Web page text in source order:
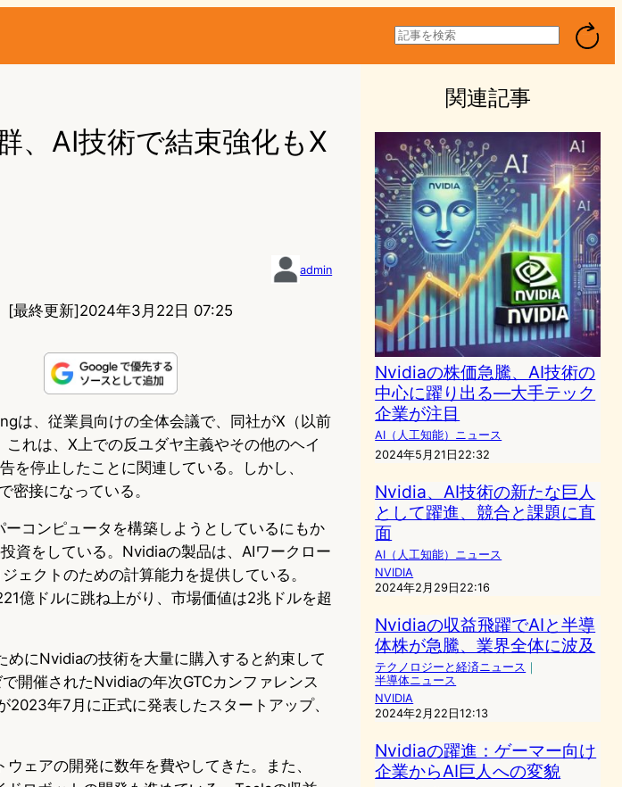
検
索
、AI技術で結束強化もX
admin
[最終更新]2024年3月22日 07:25
は、従業員向けの全体会議で、同社がX（以前
れは、X上での反ユダヤ主義やその他のヘイ
を停止したことに関連している。しかし、
密接になっている。
コンピュータを構築しようとしているにもか
資をしている。Nvidiaの製品は、AIワークロー
ェクトのための計算能力を提供している。
億ドルに跳ね上がり、市場価値は2兆ドルを超
にNvidiaの技術を大量に購入すると約束して
開催されたNvidiaの年次GTCカンファレンス
年7月に正式に発表したスタートアップ、
ェアの開発に数年を費やしてきた。また、
関連記事
Nvidiaの株価急騰、AI技術の
中心に躍り出る—大手テック
企業が注目
AI（人工知能）ニュース
2024年5月21日22:32
Nvidia、AI技術の新たな巨人
として躍進、競合と課題に直
面
AI（人工知能）ニュース
NVIDIA
2024年2月29日22:16
Nvidiaの収益飛躍でAIと半導
体株が急騰、業界全体に波及
テクノロジーと経済ニュース ｜
半導体ニュース
NVIDIA
2024年2月22日12:13
Nvidiaの躍進：ゲーマー向け
企業からAI巨人への変貌